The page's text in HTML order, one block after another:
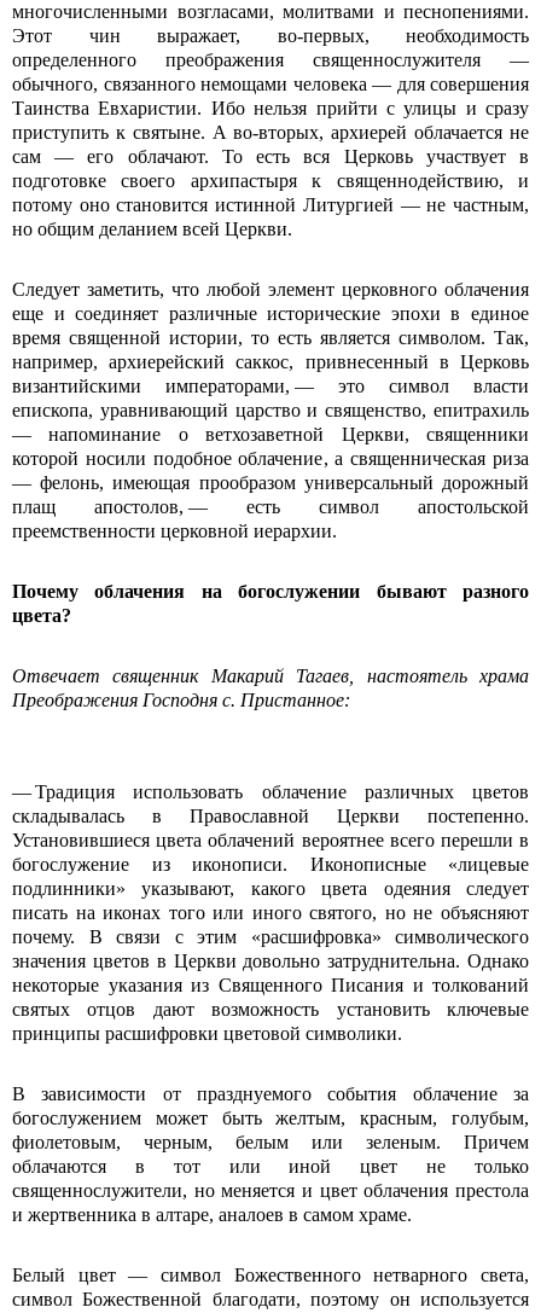
многочисленными возгласами, молитвами и песнопениями.
Этот чин выражает, во-первых, необходимость
определенного преображения священнослужителя —
обычного, связанного немощами человека — для совершения
Таинства Евхаристии. Ибо нельзя прийти с улицы и сразу
приступить к святыне. А во-вторых, архиерей облачается не
сам — его облачают. То есть вся Церковь участвует в
подготовке своего архипастыря к священнодействию, и
потому оно становится истинной Литургией — не частным,
но общим деланием всей Церкви.
Следует заметить, что любой элемент церковного облачения
еще и соединяет различные исторические эпохи в единое
время священной истории, то есть является символом. Так,
например, архиерейский саккос, привнесенный в Церковь
византийскими императорами, — это символ власти
епископа, уравнивающий царство и священство, епитрахиль
— напоминание о ветхозаветной Церкви, священники
которой носили подобное облачение, а священническая риза
— фелонь, имеющая прообразом универсальный дорожный
плащ апостолов, — есть символ апостольской
преемственности церковной иерархии.
Почему облачения на богослужении бывают разного
цвета?
Отвечает священник Макарий Тагаев, настоятель храма
Преображения Господня с. Пристанное:
— Традиция использовать облачение различных цветов
складывалась в Православной Церкви постепенно.
Установившиеся цвета облачений вероятнее всего перешли в
богослужение из иконописи. Иконописные «лицевые
подлинники» указывают, какого цвета одеяния следует
писать на иконах того или иного святого, но не объясняют
почему. В связи с этим «расшифровка» символического
значения цветов в Церкви довольно затруднительна. Однако
некоторые указания из Священного Писания и толкований
святых отцов дают возможность установить ключевые
принципы расшифровки цветовой символики.
В зависимости от празднуемого события облачение за
богослужением может быть желтым, красным, голубым,
фиолетовым, черным, белым или зеленым. Причем
облачаются в тот или иной цвет не только
священнослужители, но меняется и цвет облачения престола
и жертвенника в алтаре, аналоев в самом храме.
Белый цвет — символ Божественного нетварного света,
символ Божественной благодати, поэтому он используется